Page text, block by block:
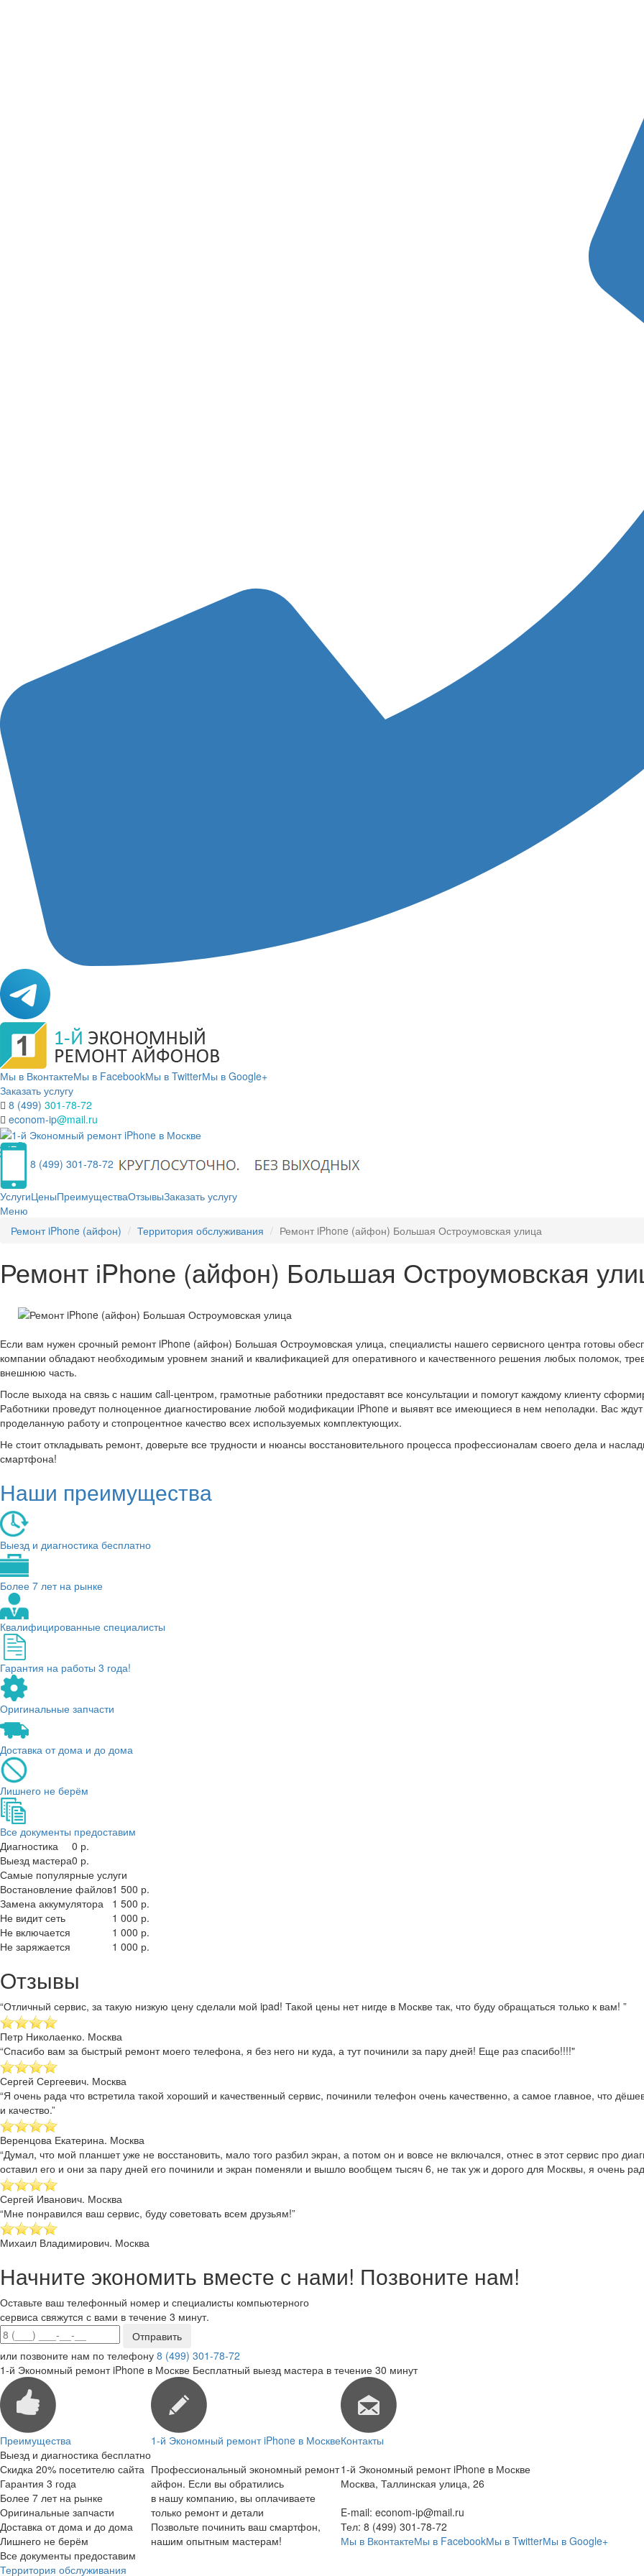
Мы в ВконтактеМы в FacebookМы в TwitterМы в Google+
Заказать услугу
8 (499) 301-78-72
econom-ip@mail.ru
8 (499) 301-78-72
УслугиЦеныПреимуществаОтзывыЗаказать услугу
Меню
Ремонт iPhone (айфон)
Территория обслуживания Ремонт iPhone (айфон) Большая Остроумовская улица
Ремонт iPhone (айфон) Большая Остроумовская
Если вам нужен срочный ремонт iPhone (айфон) Большая Остроумовская улица, специалисты нашего сервисного центра готовы
компании обладают необходимым уровнем знаний и квалификацией для оперативного и качественного решения любых поломок,
внешнюю часть.
После выхода на связь с нашим call-центром, грамотные работники предоставят все консультации и помогут каждому клиенту
Работники проведут полноценное диагностирование любой модификации iPhone и выявят все имеющиеся в нем неполадки. Вас ждут
проделанную работу и стопроцентное качество всех используемых комплектующих.
Не стоит откладывать ремонт, доверьте все трудности и нюансы восстановительного процесса профессионалам своего дела и
смартфона!
Наши преимущества
Выезд и диагностика бесплатно
Более 7 лет на рынке
Квалифицированные специалисты
Гарантия на работы 3 года!
Оригинальные запчасти
Доставка от дома и до дома
Лишнего не берём
Все документы предоставим
Диагностика
0 р.
Выезд мастера0 р.
Самые популярные услуги
Востановление файлов1 500 р.
Замена аккумулятора
1 500 р.
Не видит сеть
1 000 р.
Не включается
1 000 р.
Не заряжается
1 000 р.
Отзывы
“Отличный сервис, за такую низкую цену сделали мой ipad! Такой цены нет нигде в Москве так, что буду обращаться только к вам! ”
Петр Николаенко. Москва
“Спасибо вам за быстрый ремонт моего телефона, я без него ни куда, а тут починили за пару дней! Еще раз спасибо!!!!"
Сергей Сергеевич. Москва
“Я очень рада что встретила такой хороший и качественный сервис, починили телефон очень качественно, а самое главное, что
и качество.”
Веренцова Екатерина. Москва
“Думал, что мой планшет уже не восстановить, мало того разбил экран, а потом он и вовсе не включался, отнес в этот сервис про
оставил его и они за пару дней его починили и экран поменяли и вышло вообщем тысяч 6, не так уж и дорого для Москвы, я очень
Сергей Иванович. Москва
“Мне понравился ваш сервис, буду советовать всем друзьям!”
Михаил Владимирович. Москва
Начните экономить вместе с нами! Позвоните нам!
Оставьте ваш телефонный номер и специалисты компьютерного
сервиса свяжутся с вами в течение 3 минут.
или позвоните нам по телефону 8 (499) 301-78-72
1-й Экономный ремонт iPhone в Москве Бесплатный выезд мастера в течение 30 минут
Преимущества 1-й Экономный ремонт iPhone в МосквеКонтакты
Выезд и диагностика бесплатно
Скидка 20% посетителю сайта
Гарантия 3 года
Более 7 лет на рынке
Оригинальные запчасти
Доставка от дома и до дома
Лишнего не берём
Все документы предоставим
Профессиональный экономный ремонт
айфон. Если вы обратились
в нашу компанию, вы оплачиваете
только ремонт и детали
Позвольте починить ваш смартфон,
нашим опытным мастерам!
1-й Экономный ремонт iPhone в Москве
Москва, Таллинская улица, 26
E-mail: econom-ip@mail.ru
Тел: 8 (499) 301-78-72
Мы в ВконтактеМы в FacebookМы в TwitterМы в Google+
Территория обслуживания